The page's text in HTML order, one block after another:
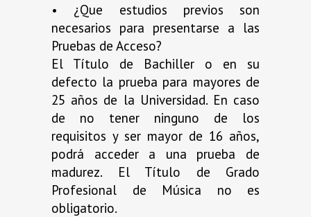
• ¿Que estudios previos son
necesarios para presentarse a las
Pruebas de Acceso?
El Título de Bachiller o en su
defecto la prueba para mayores de
25 años de la Universidad. En caso
de no tener ninguno de los
requisitos y ser mayor de 16 años,
podrá acceder a una prueba de
madurez. El Título de Grado
Profesional de Música no es
obligatorio.